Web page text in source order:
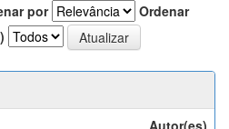
por
Ordenar
Autor(es)